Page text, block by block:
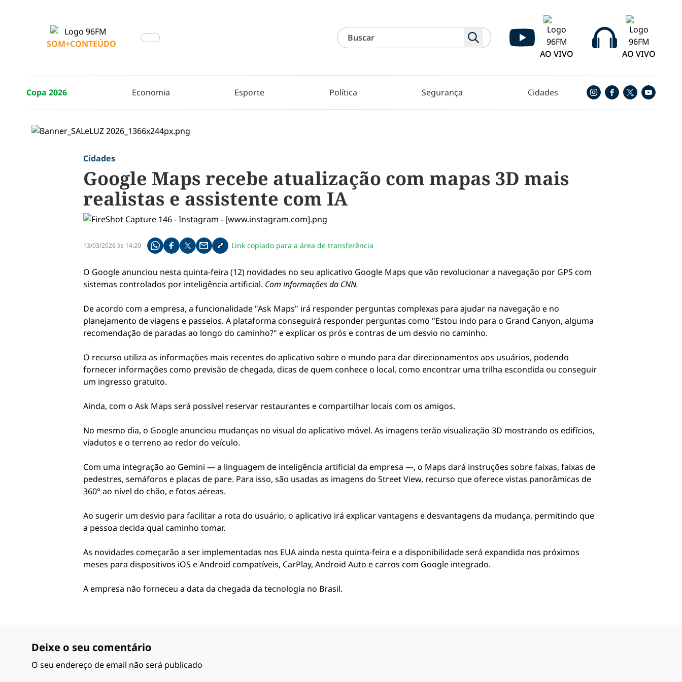
SOM+CONTEÚDO
AO VIVO
AO VIVO
Copa 2026 Economia Esporte Política Segurança Cidades
Cidades
Google Maps recebe atualização com mapas 3D mais
realistas e assistente com IA
13/03/2026 às 14:20 Compartilhe pelo whatsapp
Compartilhar no facebook
Compartilhar no twitter
Compartilhe pelo email
Copiar link da notícia
Link copiado para a área de transferência
O Google anunciou nesta quinta-feira (12) novidades no seu aplicativo Google Maps que vão revolucionar a navegação por GPS com
sistemas controlados por inteligência artificial. Com informações da CNN.
De acordo com a empresa, a funcionalidade "Ask Maps" irá responder perguntas complexas para ajudar na navegação e no
planejamento de viagens e passeios. A plataforma conseguirá responder perguntas como "Estou indo para o Grand Canyon, alguma
recomendação de paradas ao longo do caminho?" e explicar os prós e contras de um desvio no caminho.
O recurso utiliza as informações mais recentes do aplicativo sobre o mundo para dar direcionamentos aos usuários, podendo
fornecer informações como previsão de chegada, dicas de quem conhece o local, como encontrar uma trilha escondida ou conseguir
um ingresso gratuito.
Ainda, com o Ask Maps será possível reservar restaurantes e compartilhar locais com os amigos.
No mesmo dia, o Google anunciou mudanças no visual do aplicativo móvel. As imagens terão visualização 3D mostrando os edifícios,
viadutos e o terreno ao redor do veículo.
Com uma integração ao Gemini — a linguagem de inteligência artificial da empresa —, o Maps dará instruções sobre faixas, faixas de
pedestres, semáforos e placas de pare. Para isso, são usadas as imagens do Street View, recurso que oferece vistas panorâmicas de
360° ao nível do chão, e fotos aéreas.
Ao sugerir um desvio para facilitar a rota do usuário, o aplicativo irá explicar vantagens e desvantagens da mudança, permitindo que
a pessoa decida qual caminho tomar.
As novidades começarão a ser implementadas nos EUA ainda nesta quinta-feira e a disponibilidade será expandida nos próximos
meses para dispositivos iOS e Android compatíveis, CarPlay, Android Auto e carros com Google integrado.
A empresa não forneceu a data da chegada da tecnologia no Brasil.
Deixe o seu comentário
O seu endereço de email não será publicado